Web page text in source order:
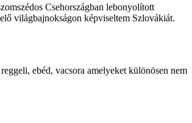
Csehországban lebonyolított
világbajnokságon képviseltem Szlovákiát.
ebéd, vacsora amelyeket különösen nem